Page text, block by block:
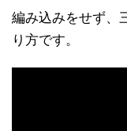
編み込みをせず、
り方です。